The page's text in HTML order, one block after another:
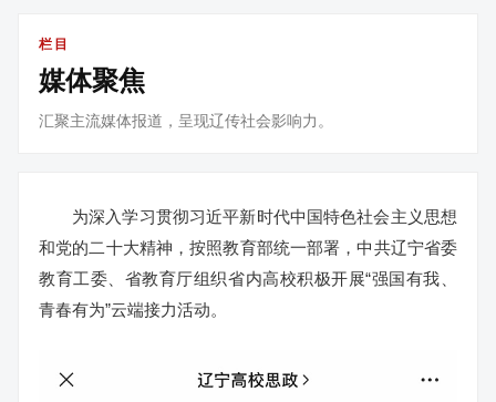
栏目
媒体聚焦
汇聚主流媒体报道，呈现辽传社会影响力。
为深入学习贯彻习近平新时代中国特色社会主义思想
和党的二十大精神，按照教育部统一部署，中共辽宁省委
教育工委、省教育厅组织省内高校积极开展“强国有我、
青春有为”云端接力活动。